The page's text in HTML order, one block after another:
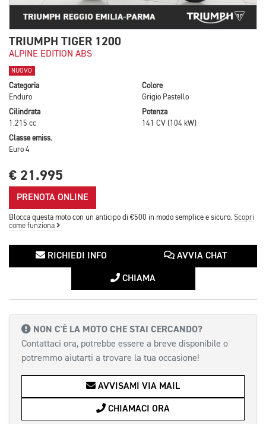
TRIUMPH TIGER 1200
ALPINE EDITION ABS
NUOVO
Categoria
Enduro
Colore
Grigio Pastello
Cilindrata
1.215 cc
Potenza
141 CV (104 kW)
Classe emiss.
Euro 4
€ 21.995
PRENOTA ONLINE
Blocca questa moto con un anticipo di €500 in modo semplice e sicuro. Scopri
come funziona
RICHIEDI INFO AVVIA CHAT
CHIAMA
NON C'È LA MOTO CHE STAI CERCANDO?
Contattaci ora, potrebbe essere a breve disponibile o
potremmo aiutarti a trovare la tua occasione!
AVVISAMI VIA MAIL
CHIAMACI ORA